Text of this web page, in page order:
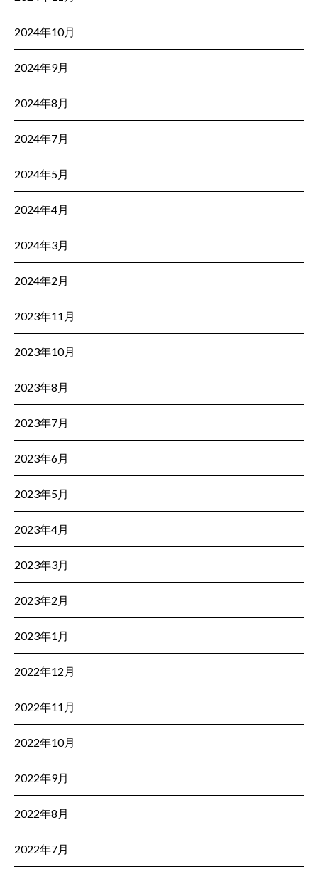
2024年10月
2024年9月
2024年8月
2024年7月
2024年5月
2024年4月
2024年3月
2024年2月
2023年11月
2023年10月
2023年8月
2023年7月
2023年6月
2023年5月
2023年4月
2023年3月
2023年2月
2023年1月
2022年12月
2022年11月
2022年10月
2022年9月
2022年8月
2022年7月